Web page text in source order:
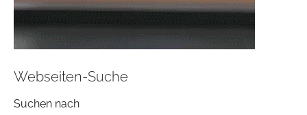
Webseiten-Suche
Suchformular
Suchen nach